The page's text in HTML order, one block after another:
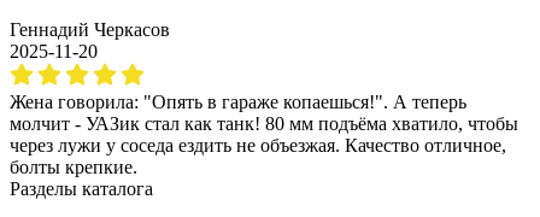
Геннадий Черкасов
2025-11-20
Жена говорила: "Опять в гараже копаешься!". А теперь
молчит - УАЗик стал как танк! 80 мм подъёма хватило, чтобы
через лужи у соседа ездить не объезжая. Качество отличное,
болты крепкие.
Разделы каталога